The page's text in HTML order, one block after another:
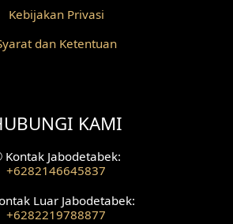
Depan
Belakang
American Style
American Style
Villa
Kebijakan Privasi
dan Ketentuan
KAMI
Kontak Jabodetabek:
+6282146645837
Luar Jabodetabek:
+6282219788877